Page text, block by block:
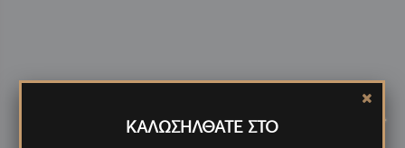
ΝέαΠροϊόντα >
ΚΑΛΩΣΗΛΘΑΤΕ ΣΤΟ